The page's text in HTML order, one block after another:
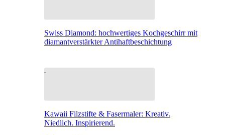
Swiss Diamond: hochwertiges Kochgeschirr mit
diamantverstärkter Antihaftbeschichtung
Kawaii Filzstifte & Fasermaler: Kreativ.
Niedlich. Inspirierend.